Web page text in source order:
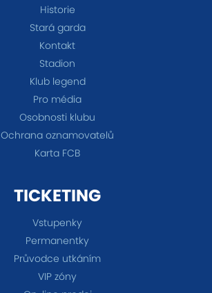
Historie
Stará garda
Kontakt
Stadion
Klub legend
Pro média
Osobnosti klubu
Ochrana oznamovatelů
Karta FCB
TICKETING
Vstupenky
Permanentky
Průvodce utkáním
VIP zóny